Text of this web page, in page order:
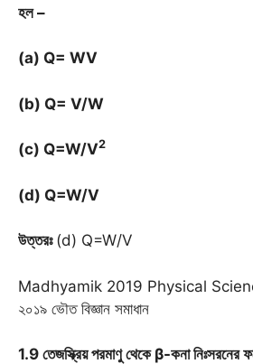
হল –
(a) Q= WV
(b) Q= V/W
(c) Q=W/V2
(d) Q=W/V
উত্তরঃ (d) Q=W/V
Madhyamik 2019 Physical
২০১৯ ভৌত বিজ্ঞান সমাধান
1.9 তেজস্ক্রিয় পরমাণু থেকে β-কনা নিঃসরনের